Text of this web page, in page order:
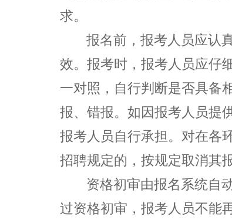
求。
报名前，报考人员应认
效。报考时，报考人员应仔
一对照，自行判断是否具备
报、错报。如因报考人员提
报考人员自行承担。对在各
招聘规定的，按规定取消其
资格初审由报名系统自
过资格初审，报考人员不能